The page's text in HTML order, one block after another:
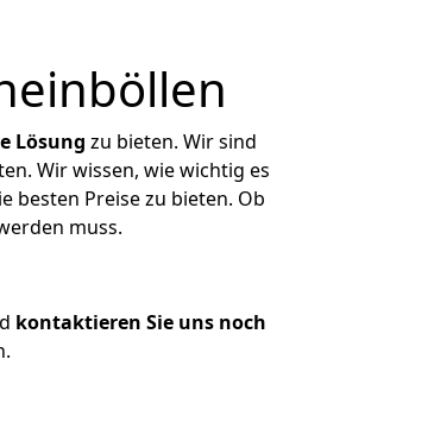
Lösung zu bieten. Wir sind
Wir wissen, wie wichtig es
besten Preise zu bieten. Ob
muss.
kontaktieren Sie uns noch